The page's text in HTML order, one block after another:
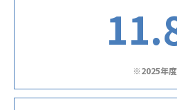
※2025年度